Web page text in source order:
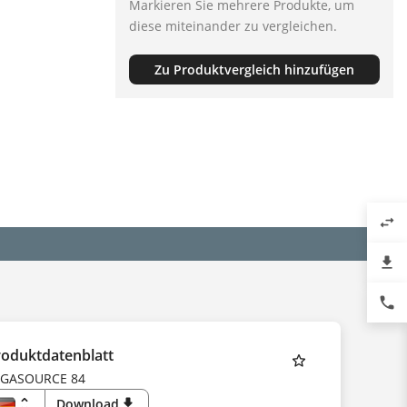
Markieren Sie mehrere Produkte, um
diese miteinander zu vergleichen.
Zu Produktvergleich hinzufügen
84
swap_horiz
file_download
phone